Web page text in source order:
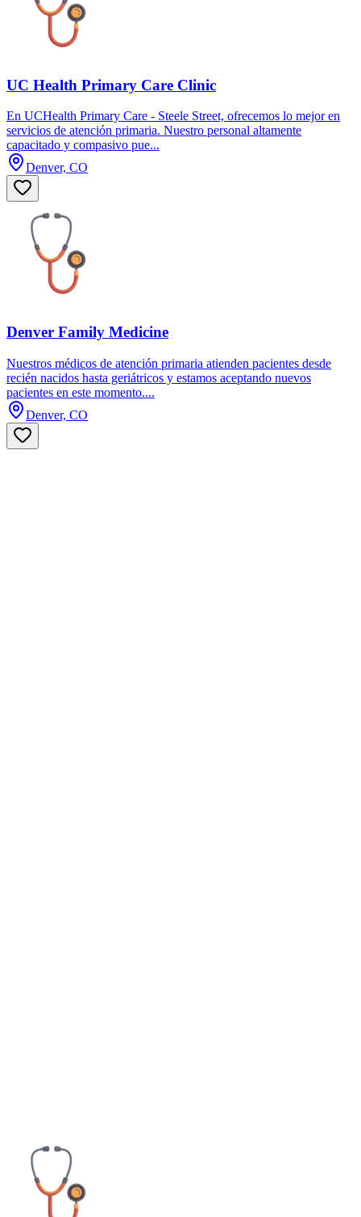
UC Health Primary Care Clinic
En UCHealth Primary Care - Steele Street, ofrecemos lo mejor en
servicios de atención primaria. Nuestro personal altamente
capacitado y compasivo pue...
Denver, CO
Denver Family Medicine
Nuestros médicos de atención primaria atienden pacientes desde
recién nacidos hasta geriátricos y estamos aceptando nuevos
pacientes en este momento....
Denver, CO